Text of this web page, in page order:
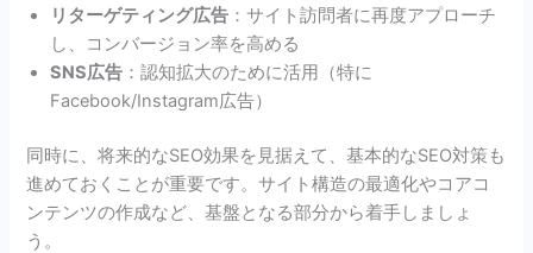
リターゲティング広告 ：サイト訪問者に再度アプローチ
し、コンバージョン率を高める
SNS広告 ：認知拡大のために活用（特に
Facebook/Instagram広告）
同時に、将来的なSEO効果を見据えて、基本的なSEO対策も
進めておくことが重要です。サイト構造の最適化やコアコ
ンテンツの作成など、基盤となる部分から着手しましょ
う。